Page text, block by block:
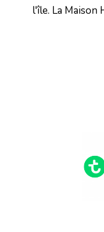
l'île. La Maison